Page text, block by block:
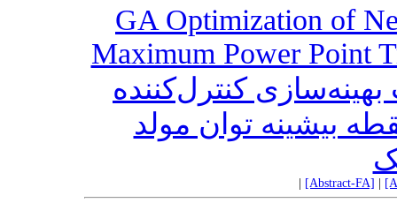
GA Optimization of
Maximum Power Point
کنترل‌کننده
بیشینه توان مولد
[Abstract-FA]